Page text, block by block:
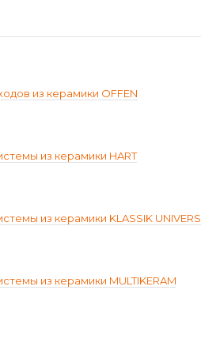
из керамики OFFEN
из керамики HART
из керамики KLASSIK
из керамики MULTIKERAM